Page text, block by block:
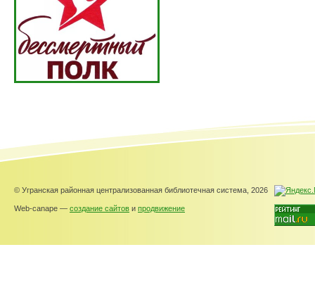
© Угранская районная централизованная библиотечная система, 2026
Web-canape — создание сайтов и продвижение